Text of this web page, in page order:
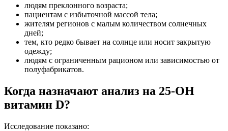
людям преклонного возраста;
пациентам с избыточной массой тела;
жителям регионов с малым количеством солнечных
дней;
тем, кто редко бывает на солнце или носит закрытую
одежду;
людям с ограниченным рационом или зависимостью от
полуфабрикатов.
Когда назначают анализ на 25-ОН
витамин D?
Исследование показано: